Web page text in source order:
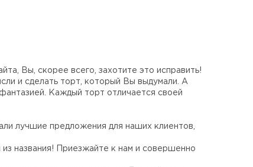
Вы, скорее всего, захотите это исправить!
и сделать торт, который Вы выдумали. А
Каждый торт отличается своей
лучшие предложения для наших клиентов,
названия! Приезжайте к нам и совершенно